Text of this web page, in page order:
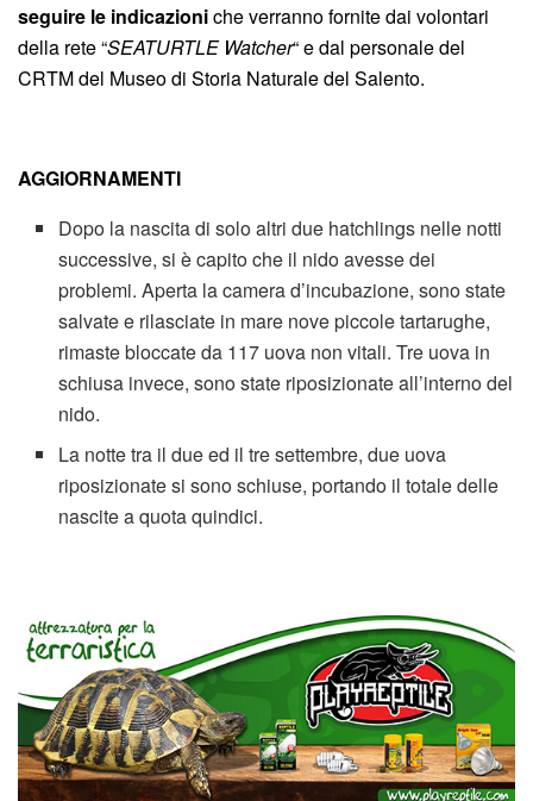
seguire le indicazioniche verranno fornite dai volontari
della rete “SEATURTLE Watcher“ e dal personale del
CRTM del Museo di Storia Naturale del Salento.
AGGIORNAMENTI
Dopo la nascita di solo altri due hatchlings nelle notti
successive, si è capito che il nido avesse dei
problemi. Aperta la camera d’incubazione, sono state
salvate e rilasciate in mare nove piccole tartarughe,
rimaste bloccate da 117 uova non vitali. Tre uova in
schiusa invece, sono state riposizionate all’interno del
nido.
La notte tra il due ed il tre settembre, due uova
riposizionate si sono schiuse, portando il totale delle
nascite a quota quindici.